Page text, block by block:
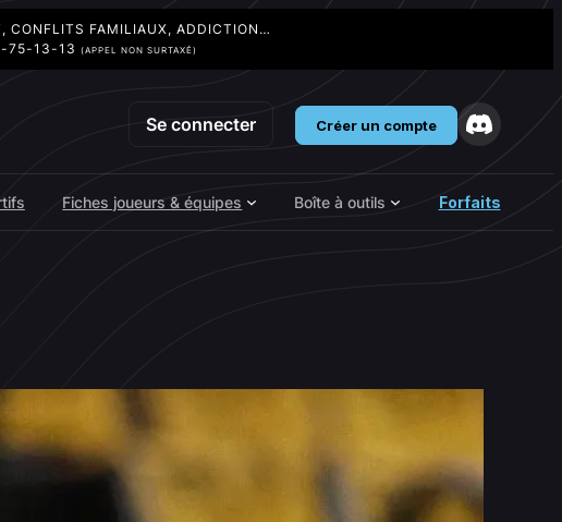
CONFLITS FAMILIAUX, ADDICTION…
75-13-13 (APPEL NON SURTAXÉ)
Se connecter Créer un compte
Fiches joueurs & équipes Boîte à outils Forfaits